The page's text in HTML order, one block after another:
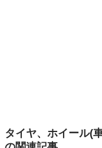
タイヤ、ホイール(